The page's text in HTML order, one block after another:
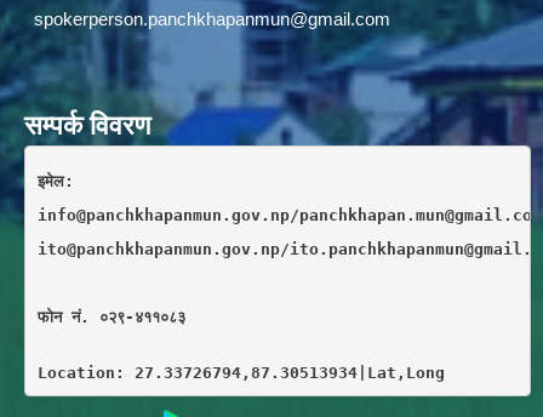
spokerperson.panchkhapanmun@gmail.com
सम्पर्क विवरण
इमेल:
info@panchkhapanmun.gov.np/
ito@panchkhapanmun.gov.np/
फाेन नं. ०२९-४११०८३
Location: 27.33726794,87.30513934|Lat,Long